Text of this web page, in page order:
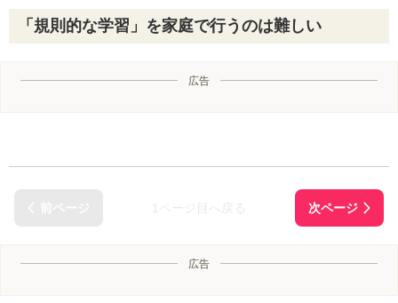
「規則的な学習」を家庭で行うのは難しい
広告
広告